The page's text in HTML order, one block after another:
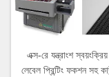
এক্স-রে যন্ত্রাংশ স্বয়ংক্রিয়
লেবেল প্রিন্টিং ফকশন সহ